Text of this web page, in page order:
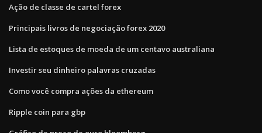
Ação de classe de cartel forex
Principais livros de negociação forex 2020
Lista de estoques de moeda de um centavo australiana
Investir seu dinheiro palavras cruzadas
Como você compra ações da ethereum
Ripple coin para gbp